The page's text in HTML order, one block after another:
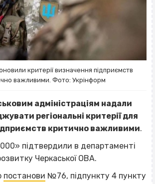
критерії визначення підприємств
важливими. Фото: Укрінформ
адміністраціям надали
регіональні критерії для
критично важливими.
підтвердили в департаменті
Черкаської ОВА.
постанови №76, підпункту 4 пункту